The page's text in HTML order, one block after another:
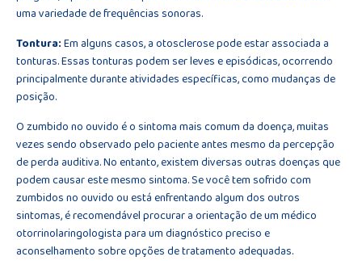
uma variedade de frequências sonoras.
Tontura:Em alguns casos, a otosclerose pode estar associada a
tonturas. Essas tonturas podem ser leves e episódicas, ocorrendo
principalmente durante atividades específicas, como mudanças de
posição.
O zumbido no ouvido é o sintoma mais comum da doença, muitas
vezes sendo observado pelo paciente antes mesmo da percepção
de perda auditiva. No entanto, existem diversas outras doenças que
podem causar este mesmo sintoma. Se você tem sofrido com
zumbidos no ouvido ou está enfrentando algum dos outros
sintomas, é recomendável procurar a orientação de um médico
otorrinolaringologista para um diagnóstico preciso e
aconselhamento sobre opções de tratamento adequadas.